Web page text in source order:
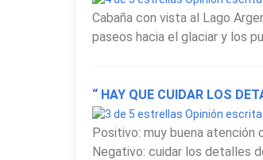
Cabaña con vista al Lago
paseos hacia el glaciar y los
“ HAY QUE CUIDAR LOS
Opinión
Positivo: muy buena atención
Negativo: cuidar los detalles